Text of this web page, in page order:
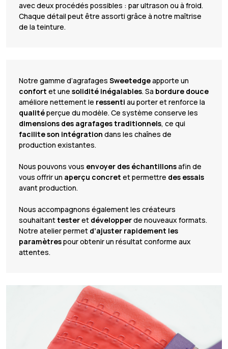
avec deux procédés possibles : par ultrason ou à froid.
Chaque détail peut être assorti grâce à notre maîtrise
de la teinture.
Notre gamme d’agrafages Sweetedgeapporte un
confort et une solidité inégalables. Sa bordure douce
améliore nettement le ressenti au porter et renforce la
qualitéperçue du modèle. Ce système conserve les
dimensions des agrafages traditionnels, ce qui
facilite son intégration dans les chaînes de
production existantes.
Nous pouvons vous envoyer des échantillonsafin de
vous offrir un aperçu concret et permettre des essais
avant production.
Nous accompagnons également les créateurs
souhaitanttesteret développerde nouveaux formats.
Notre atelier permet d’ajuster rapidement les
paramètrespour obtenir un résultat conforme aux
attentes.